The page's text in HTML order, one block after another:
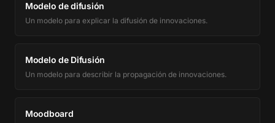
Modelo de difusión
Un modelo para explicar la difusión de innovaciones.
Modelo de Difusión
Un modelo para describir la propagación de innovaciones.
Moodboard